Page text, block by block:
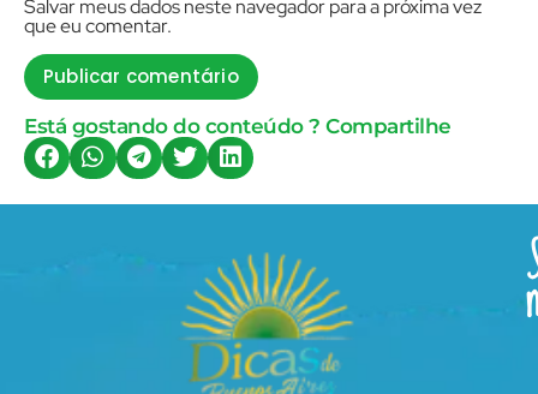
Salvar meus dados neste navegador para a próxima vez
que eu comentar.
Está gostando do conteúdo ? Compartilhe